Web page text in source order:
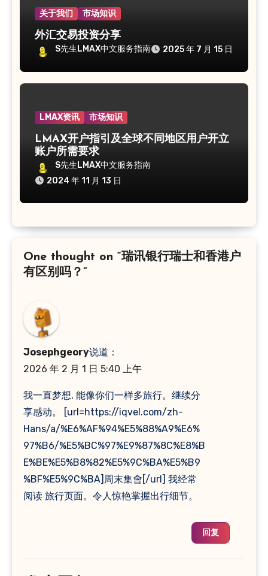
关于我们 市场知识
外汇交易投资分享
S先生LMAX中文服务指南 2025 年 7 月 15 日
LMAX资讯 市场知识
LMAX开户指引及全球不同地区用户开立
账户所需要求
S先生LMAX中文服务指南
2024 年 11 月 13 日
One thought on “瑞讯银行瑞士和香港户
有区别吗？”
Josephgeory说道：
2026 年 2 月 1 日 5:40 上午
我一直梦想, 能像你们一样多旅行。继续分
享感动。 [url=https://iqvel.com/zh-
Hans/a/%E6%AF%94%E5%88%A9%E6%
97%B6/%E5%BC%97%E9%87%8C%E8%B
E%BE%E5%B8%82%E5%9C%BA%E5%B9
%BF%E5%9C%BA]周末集會[/url] 我经常
阅读 旅行页面。令人惊艳掌握出行细节。
回复